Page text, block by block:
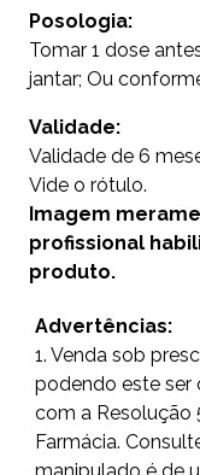
Posologia:
Tomar 1 dose
jantar; Ou
Validade:
Validade de 6
Vide o rótulo.
Imagem
profissional
produto.
Advertências:
1. Venda sob
podendo este ser
com a Resolução
Farmácia.